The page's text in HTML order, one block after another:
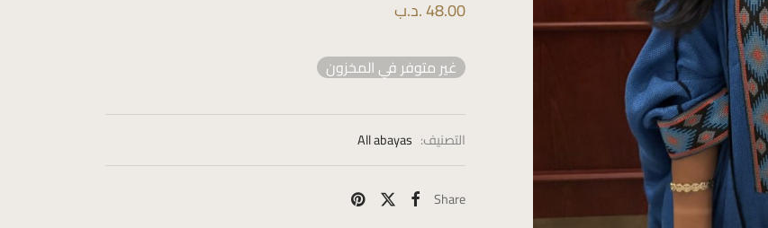
48.00.د.ب
غير متوفر في المخزون
التصنيف: All abayas
Share